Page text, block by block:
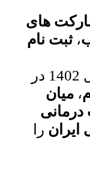
های
،ثبت نام
شایان ذکر است موکب قمرالطف در ایام اربعین سال 1402 در
، میان
ایران را